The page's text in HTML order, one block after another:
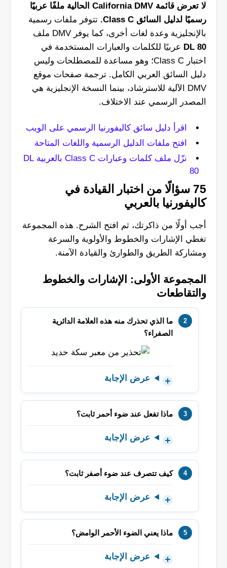
لا تعرض قائمة California DMV الحالية ملفًا عربيًا
رسميًا لدليل السائق Class C.
تتوفر ملفات رسمية
بالإنجليزية وعدة لغات أخرى، كما يوفر DMV ملف
DL 80 عربيًا للكلمات والعبارات المستخدمة في
اختبار Class C؛ وهو مساعدة للمصطلحات وليس
دليل السائق العربي الكامل. ترجمة صفحات موقع
DMV الآلية للاسترشاد، بينما النسخة الإنجليزية هي
المصدر الرسمي عند الاختلاف.
اقرأ دليل سائق كاليفورنيا الرسمي على الويب
افتح ملفات الدليل الرسمية واللغات المتاحة
نزّل ملف كلمات وعبارات Class C بالعربية DL
80
75 سؤالًا من اختبار القيادة في
كاليفورنيا بالعربي
أجب أولًا من ذاكرتك، ثم افتح الشرح. هذه المجموعة
تغطي الإشارات والخطوط والأولوية والسرعة
ومشاركة الطريق والطوارئ والقيادة الآمنة.
المجموعة الأولى: الإشارات والخطوط
والتقاطعات
ما الذي تحذرك منه هذه العلامة الدائرية
الصفراء؟
عرض الإجابة
ماذا تفعل عند ضوء أحمر ثابت؟
عرض الإجابة
كيف تتصرف عند ضوء أصفر ثابت؟
عرض الإجابة
ماذا يعني الضوء الأحمر الوامض؟
عرض الإجابة